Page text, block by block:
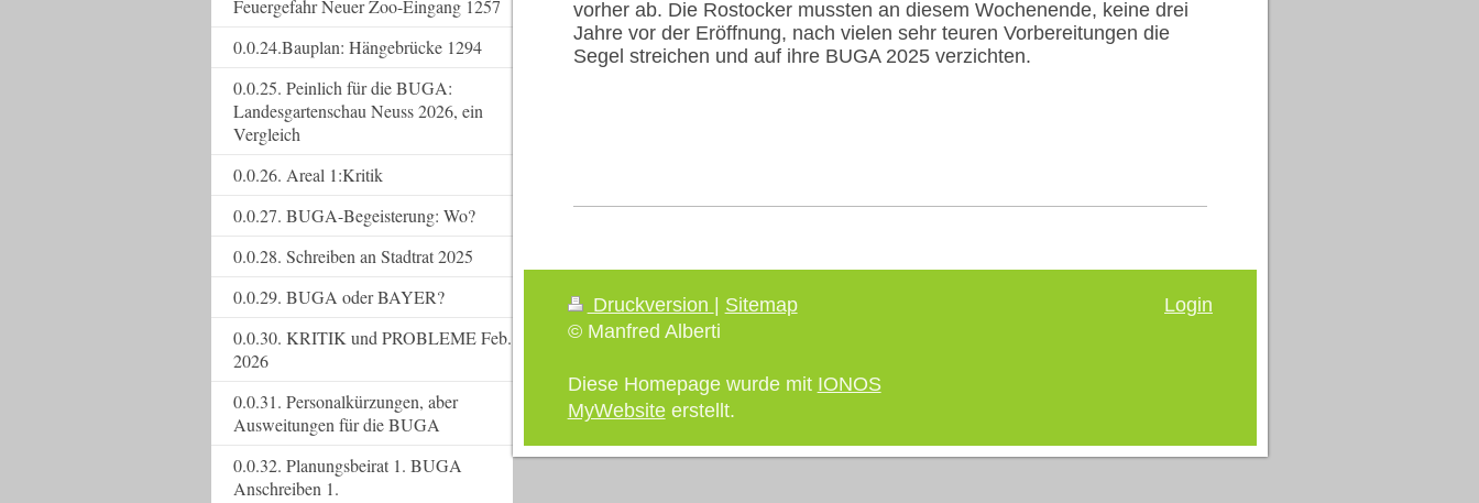
vorher ab. Die Rostocker mussten an diesem Wochenende, keine drei
Jahre vor der Eröffnung, nach vielen sehr teuren Vorbereitungen die
Segel streichen und auf ihre BUGA 2025 verzichten.
Druckversion
Sitemap
© Manfred Alberti
Diese Homepage wurde mit IONOS
MyWebsiteerstellt.
Login
Feuergefahr Neuer Zoo-Eingang 1257
0.0.24.Bauplan: Hängebrücke 1294
0.0.25. Peinlich für die BUGA:
Landesgartenschau Neuss 2026, ein
Vergleich
0.0.26. Areal 1:Kritik
0.0.27. BUGA-Begeisterung: Wo?
0.0.28. Schreiben an Stadtrat 2025
0.0.29. BUGA oder BAYER?
0.0.30. KRITIK und PROBLEME Feb.
2026
0.0.31. Personalkürzungen, aber
Ausweitungen für die BUGA
0.0.32. Planungsbeirat 1. BUGA
Anschreiben 1.